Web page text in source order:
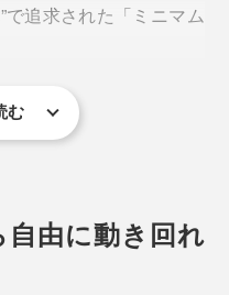
で追求された「ミニマム
む
自由に動き回れ